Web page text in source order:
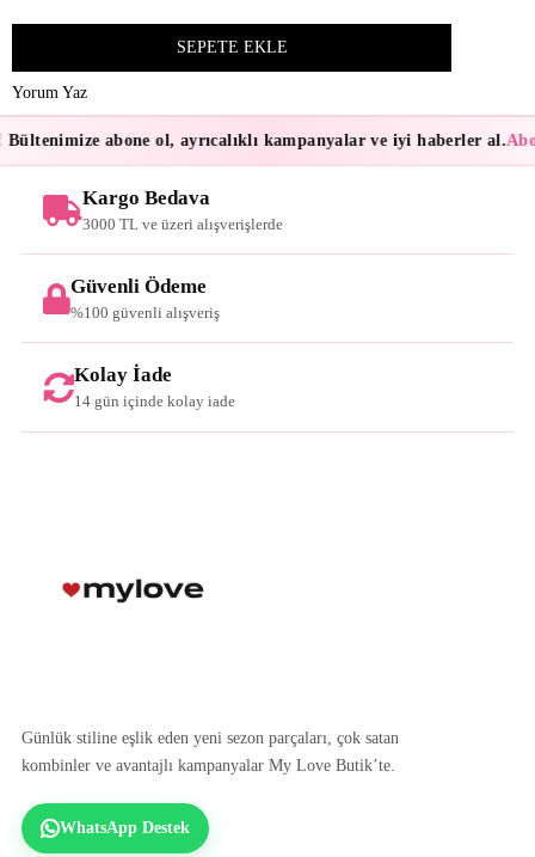
Yorum Yaz
abone ol, ayrıcalıklı kampanyalar ve iyi haberler al.
Kargo Bedava
3000 TL ve üzeri alışverişlerde
Güvenli Ödeme
%100 güvenli alışveriş
Kolay İade
14 gün içinde kolay iade
Günlük stiline eşlik eden yeni sezon parçaları, çok satan
kombinler ve avantajlı kampanyalar My Love Butik’te.
WhatsApp Destek